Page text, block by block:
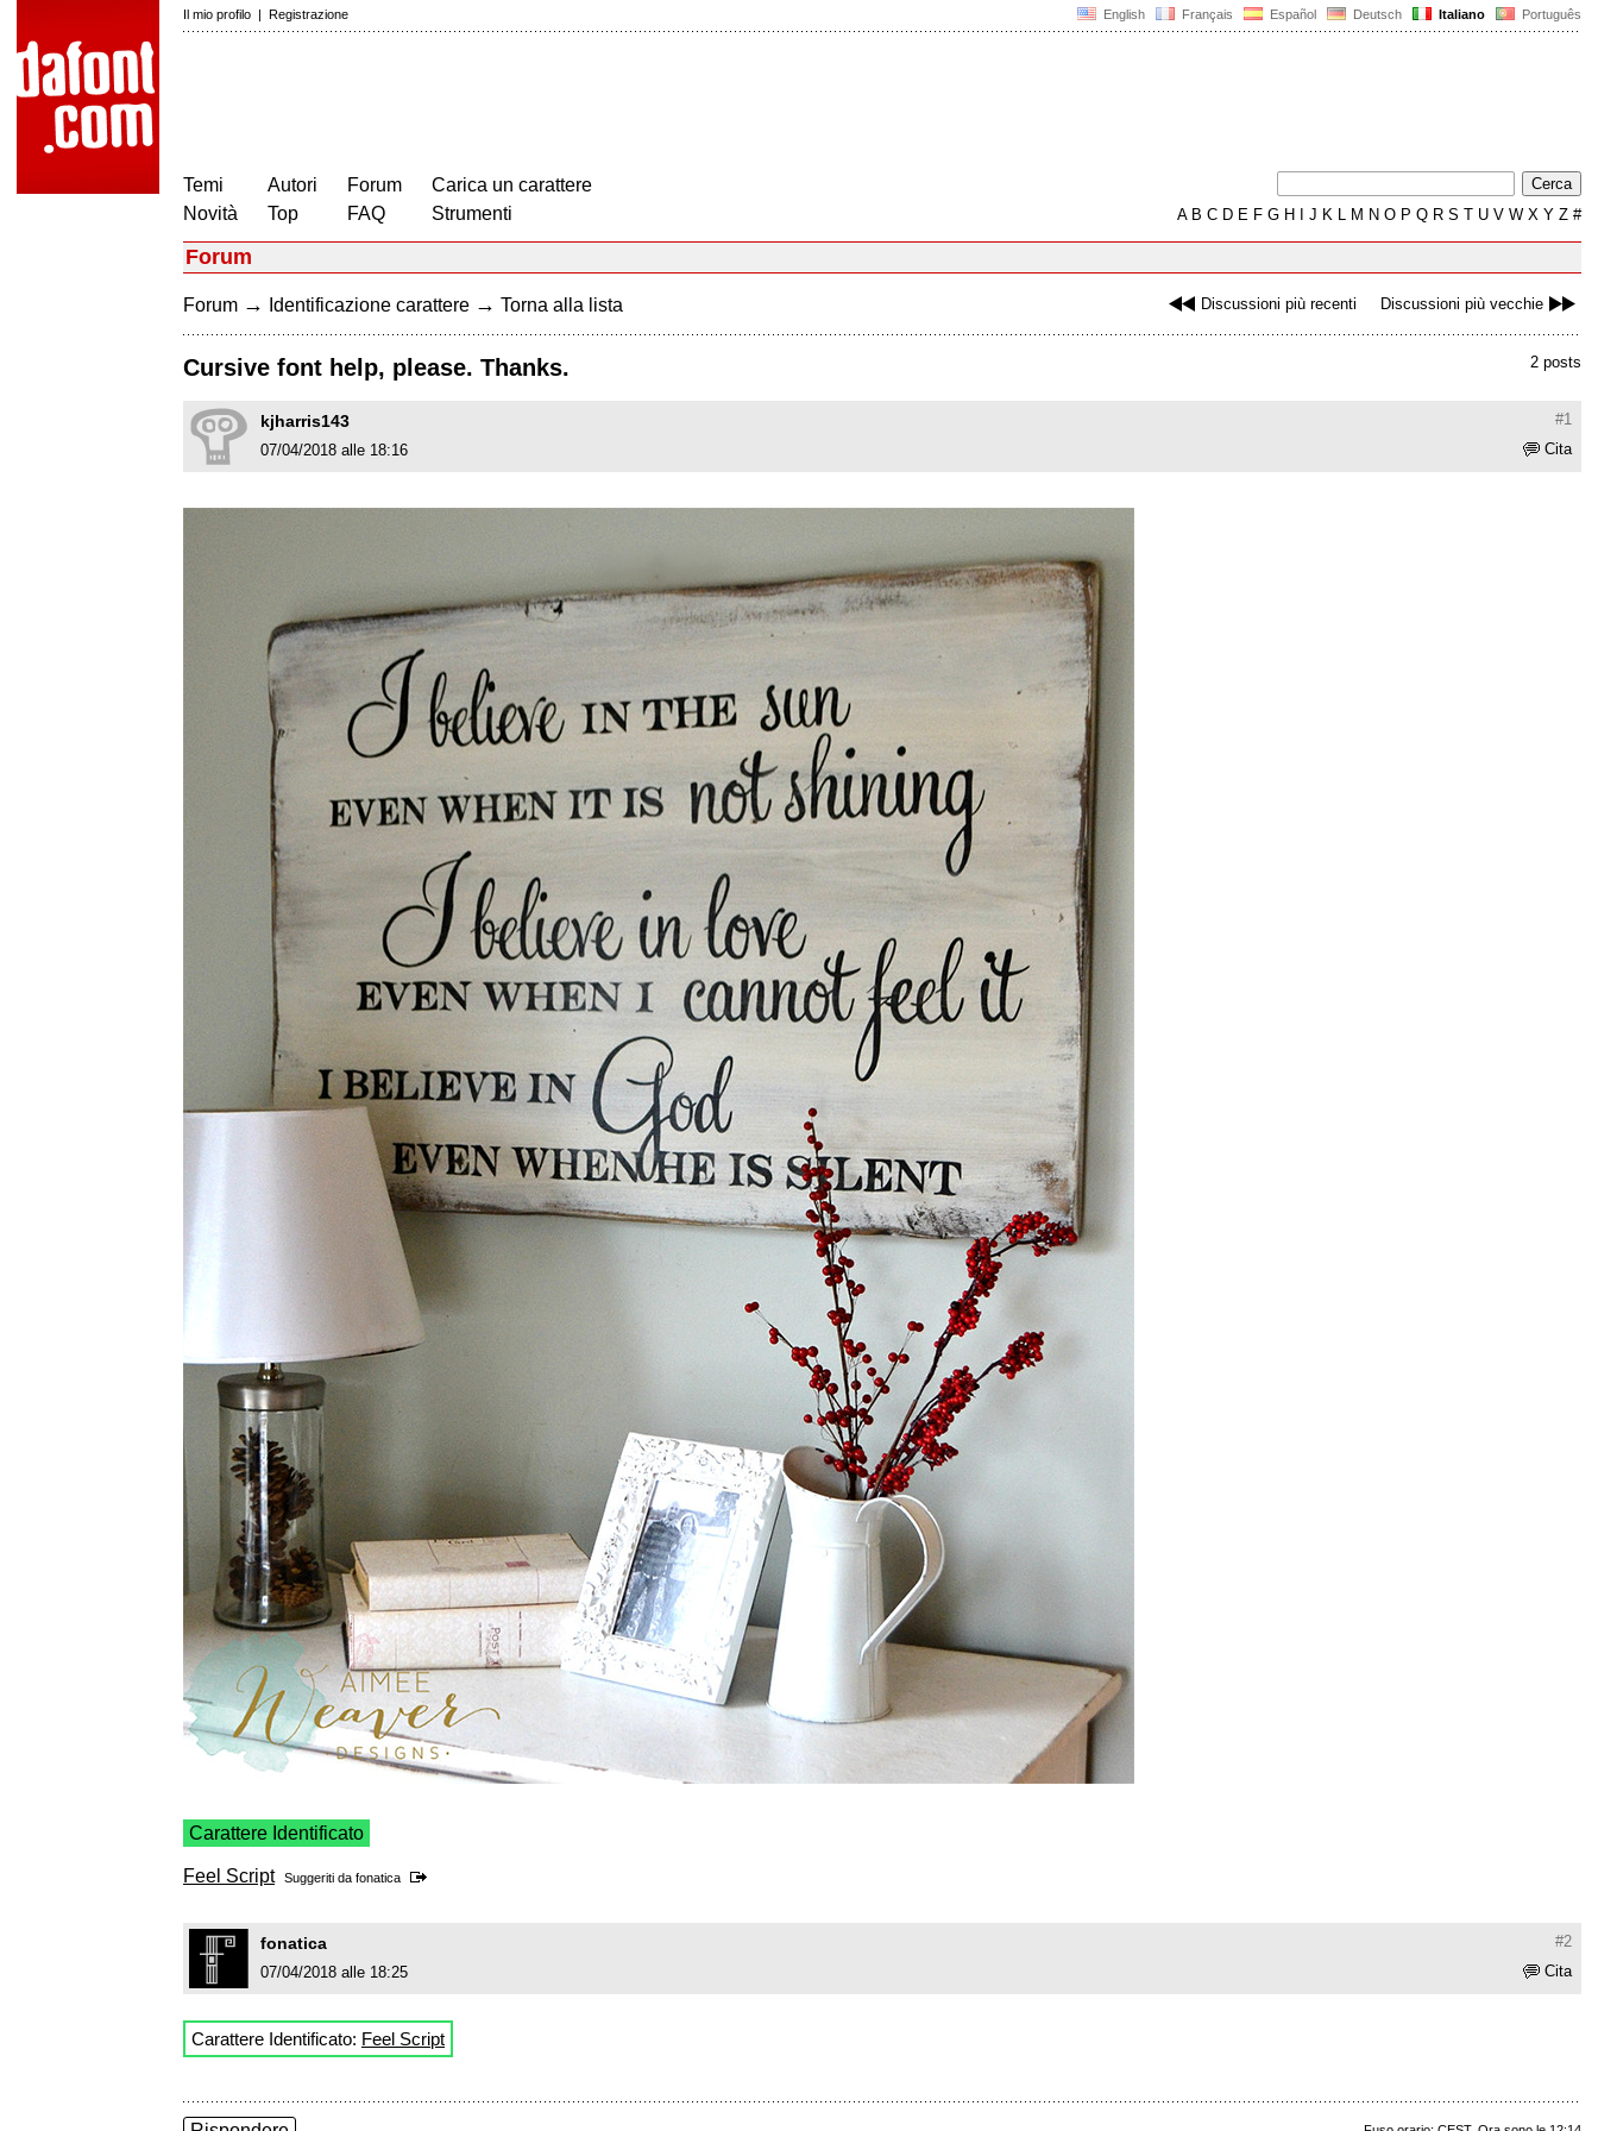
English Français Español Deutsch Italiano Português
Il mio profilo | Registrazione
Temi
Novità
Autori
Top
Forum
FAQ
Carica un carattere
Strumenti
AB C D E F G H J K L M N O P Q R S T U V W X Y Z #
Forum
Discussioni più recenti Discussioni più vecchie
Forum → Identificazione carattere → Torna alla lista
2 posts
Cursive font help, please. Thanks.
#1
kjharris143
Cita
07/04/2018 alle 18:16
Carattere Identificato
Feel Script Suggeriti da fonatica
#2
fonatica
Cita
07/04/2018 alle 18:25
Carattere Identificato: Feel Script